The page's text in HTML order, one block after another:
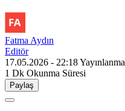
Fatma Aydın
Editör
17.05.2026 - 22:18Yayınlanma
1 Dk Okunma Süresi
Paylaş